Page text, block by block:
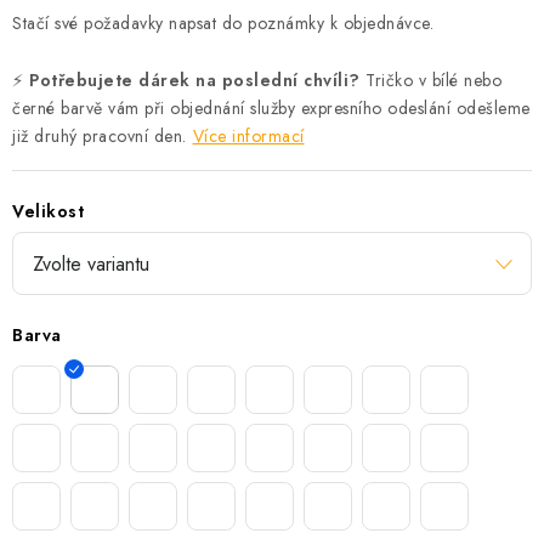
Stačí své požadavky napsat do poznámky k objednávce.
⚡ Potřebujete dárek na poslední chvíli? Tričko v bílé nebo
černé barvě vám při objednání služby expresního odeslání odešleme
již druhý pracovní den. Více informací
Velikost
Barva